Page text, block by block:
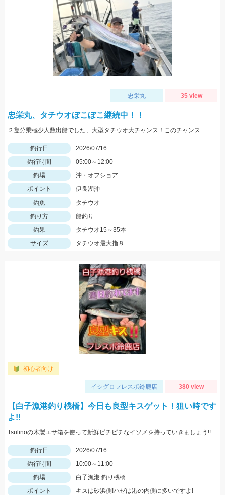
忠栄丸 35 view
忠栄丸、タチウオぼこぼこ継続中！！
２隻分乗極少人数出船でした、大型タチウオ大チャンス！このチャンスに是非！
釣行日
2026/07/16
釣行時間
05:00～12:00
釣場
沖・オフショア
ポイント
伊良湖沖
釣魚
タチウオ
釣り方
船釣り
釣果
タチウオ15～35本
サイズ
タチウオ最大指８
初心者向け
イシグロフレスポ鈴鹿店 380 view
【白子漁港釣り桟橋】今日も良型キスゲット！狙い時です
よ!!
Tsulinoの木製エサ箱を使って新鮮ピチピチなイソメを持っていきましょう!!
釣行日
2026/07/16
釣行時間
10:00～11:00
釣場
白子漁港 釣り桟橋
ポイント
キスは砂浜側!ハゼは港の内側に多いですよ!